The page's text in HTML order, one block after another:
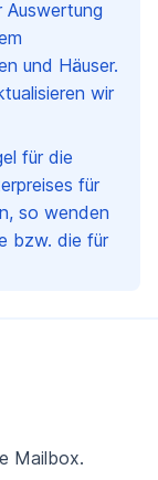
Auswertung
und Häuser.
wir
für die
für
so wenden
bzw. die für
Mailbox.